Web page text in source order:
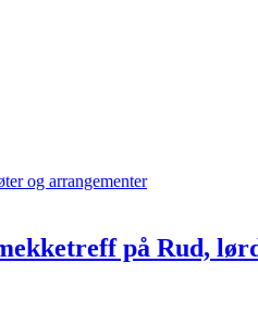
og arrangementer
på Rud,